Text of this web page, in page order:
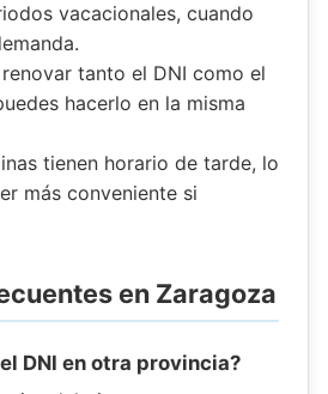
vacacionales, cuando
tanto el DNI como el
hacerlo en la misma
tienen horario de tarde, lo
más conveniente si
en Zaragoza
DNI en otra provincia?